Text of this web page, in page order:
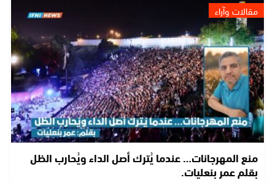
مقالات وآراء
منع المهرجانات… عندما يُترك أصل الداء ويُحارب الظل
بقلم عمر بنعليات.